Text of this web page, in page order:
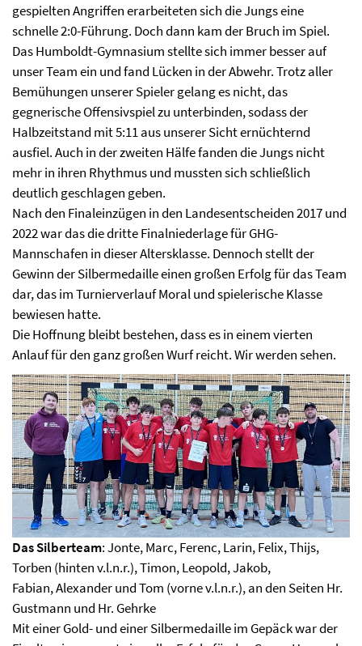
gespielten Angriffen erarbeiteten sich die Jungs eine
schnelle 2:0-Führung. Doch dann kam der Bruch im Spiel.
Das Humboldt-Gymnasium stellte sich immer besser auf
unser Team ein und fand Lücken in der Abwehr. Trotz aller
Bemühungen unserer Spieler gelang es nicht, das
gegnerische Offensivspiel zu unterbinden, sodass der
Halbzeitstand mit 5:11 aus unserer Sicht ernüchternd
ausfiel. Auch in der zweiten Hälfe fanden die Jungs nicht
mehr in ihren Rhythmus und mussten sich schließlich
deutlich geschlagen geben.
Nach den Finaleinzügen in den Landesentscheiden 2017 und
2022 war das die dritte Finalniederlage für GHG-
Mannschafen in dieser Altersklasse. Dennoch stellt der
Gewinn der Silbermedaille einen großen Erfolg für das Team
dar, das im Turnierverlauf Moral und spielerische Klasse
bewiesen hatte.
Die Hoffnung bleibt bestehen, dass es in einem vierten
Anlauf für den ganz großen Wurf reicht. Wir werden sehen.
Das Silberteam: Jonte, Marc, Ferenc, Larin, Felix, Thijs,
Torben (hinten v.l.n.r.), Timon, Leopold, Jakob,
Fabian, Alexander und Tom (vorne v.l.n.r.), an den Seiten Hr.
Gustmann und Hr. Gehrke
Mit einer Gold- und einer Silbermedaille im Gepäck war der